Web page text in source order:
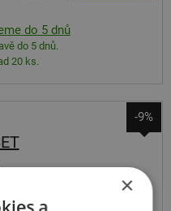
do 5 dnů
do 5 dnů.
20 ks.
-9%
ET 45
×